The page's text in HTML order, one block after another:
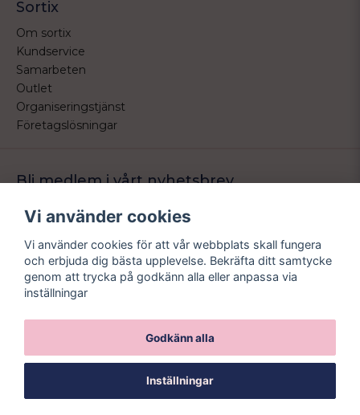
Sortix
Om sortix
Kundservice
Samarbeten
Outlet
Organiseringstjänst
Företagslösningar
Bli medlem i vårt nyhetsbrev
email
Mejladress Skicka
erbjudande.
Vi använder cookies
Vi använder cookies för att vår webbplats skall fungera
och erbjuda dig bästa upplevelse. Bekräfta ditt samtycke
genom att trycka på godkänn alla eller anpassa via
inställningar
Godkänn alla
Inställningar